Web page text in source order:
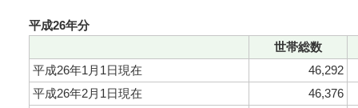
平成26年分
世帯総数
平成26年1月1日現在
46,292
平成26年2月1日現在
46,376